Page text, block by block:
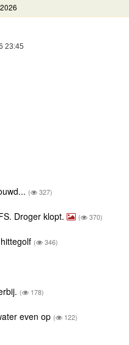
23:45
( 327)
Droger klopt. ( 370)
( 346)
( 178)
even op ( 122)